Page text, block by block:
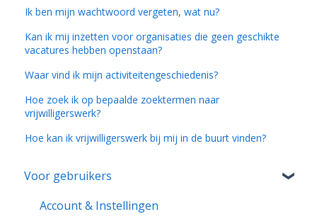
Ik ben mijn wachtwoord vergeten, wat nu?
Kan ik mij inzetten voor organisaties die geen geschikte
vacatures hebben openstaan?
Waar vind ik mijn activiteitengeschiedenis?
Hoe zoek ik op bepaalde zoektermen naar
vrijwilligerswerk?
Hoe kan ik vrijwilligerswerk bij mij in de buurt vinden?
Voor gebruikers
Account & Instellingen